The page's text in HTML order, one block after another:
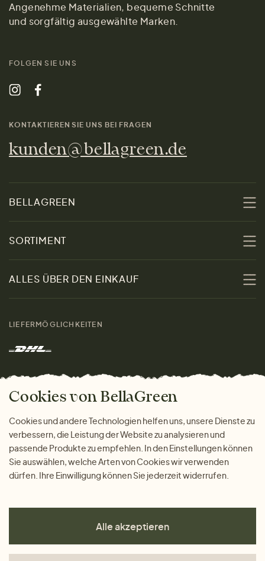
Angenehme Materialien, bequeme Schnitte
und sorgfältig ausgewählte Marken.
FOLGEN SIE UNS
KONTAKTIEREN SIE UNS BEI FRAGEN
kunden@bellagreen.de
BELLAGREEN
Über uns
Nachhaltigkeit
Kontakt
Marken
Das freundliche Magazin
SORTIMENT
Sale
Damen
Herren
Geschenke
ALLES ÜBER DEN EINKAUF
Warum bei uns einkaufen
LIEFERMÖGLICHKEITEN
ZAHLUNGSMÖGLICHKEITEN
Cookies von BellaGreen
Cookies und andere Technologien helfen uns, unsere Dienste zu
verbessern, die Leistung der Website zu analysieren und
passende Produkte zu empfehlen. In den Einstellungen können
Sie auswählen, welche Arten von Cookies wir verwenden
dürfen. Ihre Einwilligung können Sie jederzeit widerrufen.
Alle akzeptieren